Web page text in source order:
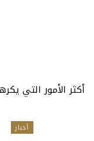
أكثر الأمور التي
أخبار